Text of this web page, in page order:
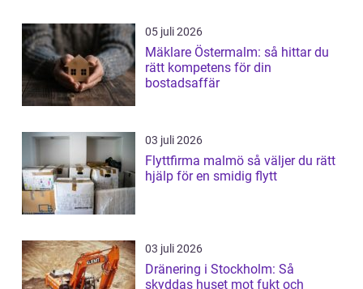
05 juli 2026
Mäklare Östermalm: så hittar du
rätt kompetens för din
bostadsaffär
03 juli 2026
Flyttfirma malmö så väljer du rätt
hjälp för en smidig flytt
03 juli 2026
Dränering i Stockholm: Så
skyddas huset mot fukt och